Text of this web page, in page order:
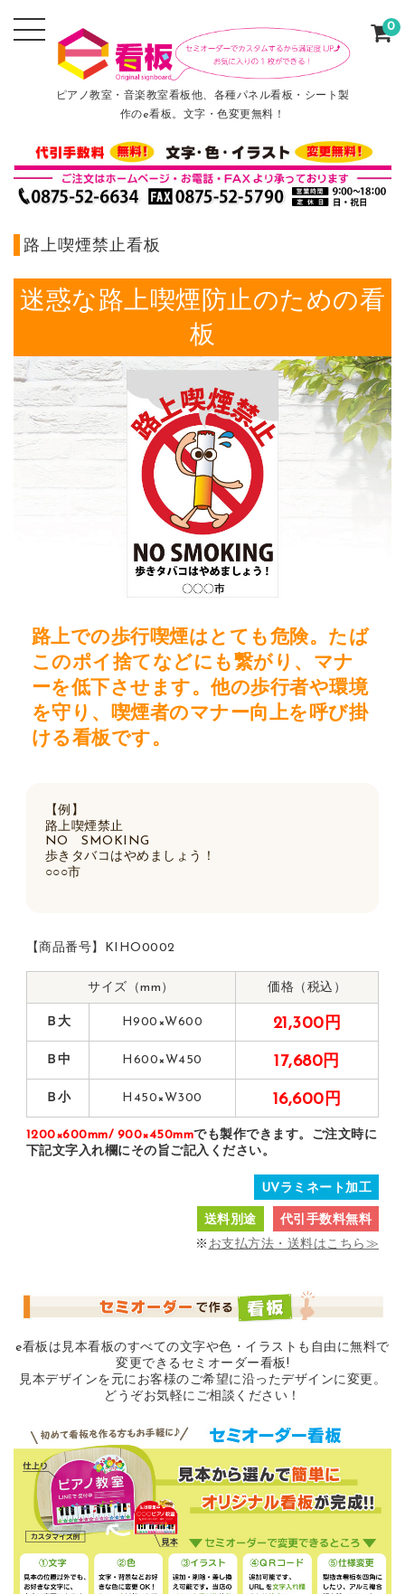
ピアノ教室・音楽教室看板他、各種パネル看板・シート製
作のe看板。文字・色変更無料！
0
路上喫煙禁止看板
迷惑な路上喫煙防止のための看
板
路上での歩行喫煙はとても危険。たば
このポイ捨てなどにも繋がり、マナ
ーを低下させます。他の歩行者や環境
を守り、喫煙者のマナー向上を呼び掛
ける看板です。
【例】
路上喫煙禁止
NO SMOKING
歩きタバコはやめましょう！
○○○市
【商品番号】KIHO0002
サイズ（mm） 価格（税込）
Ｂ大 H900×W600 21,300円
Ｂ中 H600×W450 17,680円
Ｂ小 H450×W300 16,600円
1200×600mm/ 900×450mmでも製作できます。ご注文時に
下記文字入れ欄にその旨ご記入ください。
UVラミネート加工
送料別途
代引手数料無料
※ お支払方法・送料はこちら≫
e看板は見本看板のすべての文字や色・イラストも自由に無料で
変更できるセミオーダー看板!
見本デザインを元にお客様のご希望に沿ったデザインに変更。
どうぞお気軽にご相談ください！